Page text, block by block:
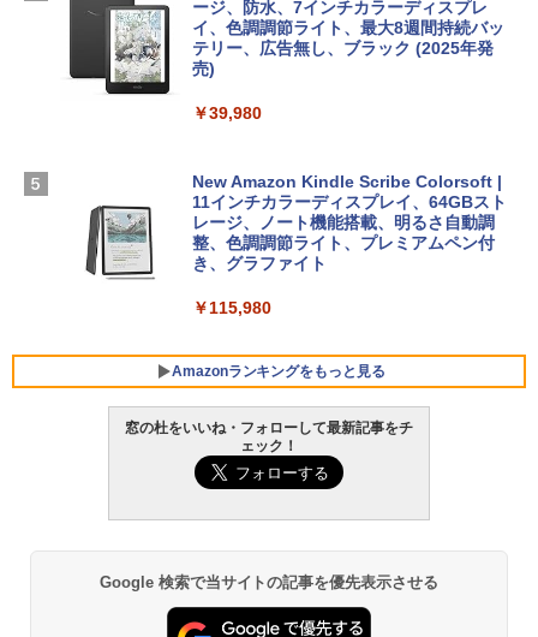
【Amazon.co.jp限定】 HP ノートパソコ
SSD インテル Core 5
FMV ノートパソコン WE1-K3 (MS 365 P
ersonal/Copilotキー搭載/Win 11/15.6型/
Core i5/16GB/SSD 512GB/ホワイト) FM
￥3,200
Robloxギフトカード - 1000 Robux 【限
インゲームコード】 ロブロックス |オン
￥1,600
￥1,600
1冊ですべて身につくHTML & CSSとWe
ージ、防水、7インチカラーディスプレ
イ、色調調節ライト、最大8週間持続バッ
テリー、広告無し、ブラック (2025年発
売)
￥39,980
New Amazon Kindle Scribe Colorsoft |
11インチカラーディスプレイ、64GBスト
レージ、ノート機能搭載、明るさ自動調
整、色調調節ライト、プレミアムペン付
き、グラファイト
￥115,980
Amazonランキングをもっと見る
窓の杜をいいね・フォローして最新記事をチ
ェック！
Google 検索で当サイトの記事を優先表示させる